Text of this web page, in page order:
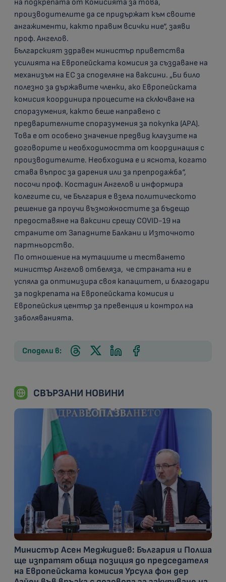
на подкрепата от Комисията за това,
производителите да се придържат към своите
ангажименти, както правим всички ние“, заяви
проф. Ангелов.
Българският здравен министър приветства
усилията на Европейската комисия за създаване на
механизъм на ЕС за споделяне на ваксини. „Би било
полезно за държавите членки, ако Европейската
комисия координира процесите на сключване на
споразумения, както беше направено с
предварителните споразумения за покупка (APA).
Това е от особено значение предвид клаузите на
договорите и необходимостта от координация с
производителите. Необходима е и яснота, когато
става въпрос за дарения или за препродажба“,
посочи проф. Костадин Ангелов и информира
колегите си, че България е взела политическото
решение да проучи възможностите за бъдещо
предоставяне на ваксини срещу COVID-19 на
страните от Западните Балкани и Източното
партньорство.
По отношение на мутациите и тестването
министър Ангелов отбеляза, че страната ни е
успяла да оптимизира своя капацитет, и благодари
за подкрепата на Европейската комисия и
Европейския център за превенция и контрол на
заболяванията.
Сподели в:
СВЪРЗАНИ НОВИНИ
Министър Асен Меджидиев: България и Полша
ще изпратят обща позиция до председателя
на Европейската комисия Урсула фон дер